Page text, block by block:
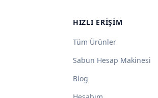
HIZLI ERIŞIM
Tüm Ürünler
Sabun Hesap Makinesi
Blog